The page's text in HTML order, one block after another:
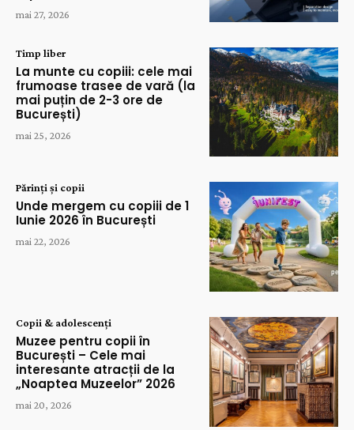
mai 27, 2026
Timp liber
La munte cu copiii: cele mai
frumoase trasee de vară (la
mai puțin de 2-3 ore de
București)
mai 25, 2026
Părinți și copii
Unde mergem cu copiii de 1
Iunie 2026 în București
mai 22, 2026
Copii & adolescenți
Muzee pentru copii în
București – Cele mai
interesante atracții de la
„Noaptea Muzeelor” 2026
mai 20, 2026